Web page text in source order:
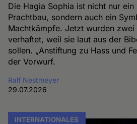
Die Hagia Sophia ist nicht nur
Prachtbau, sondern auch ein
Machtkämpfe. Jetzt wurden zwei
verhaftet, weil sie laut aus der
sollen. „Anstiftung zu Hass und
der Vorwurf.
Ralf Nestmeyer
29.07.2026
INTERNATIONALES